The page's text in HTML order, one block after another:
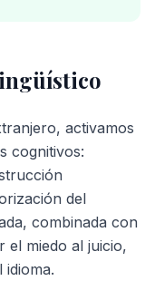
activamos
cognitivos:
del
combinada con
el miedo al juicio,